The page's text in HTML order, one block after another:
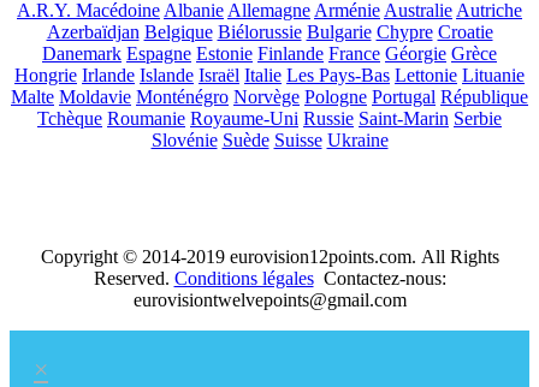
A.R.Y. MacédoineAlbanieAllemagneArménieAustralieAutriche
Azerbaïdjan Belgique Biélorussie Bulgarie Chypre Croatie
Danemark Espagne Estonie Finlande France Géorgie Grèce
Hongrie Irlande Islande Israël Italie Les Pays-Bas Lettonie Lituanie
Malte Moldavie Monténégro Norvège Pologne Portugal République
Tchèque Roumanie Royaume-Uni Russie Saint-Marin Serbie
Slovénie Suède Suisse Ukraine
Copyright © 2014-2019 eurovision12points.com. All Rights
Reserved. Conditions légalesContactez-nous:
eurovisiontwelvepoints@gmail.com
×